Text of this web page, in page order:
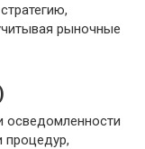
рыночные
осведомленности
процедур,